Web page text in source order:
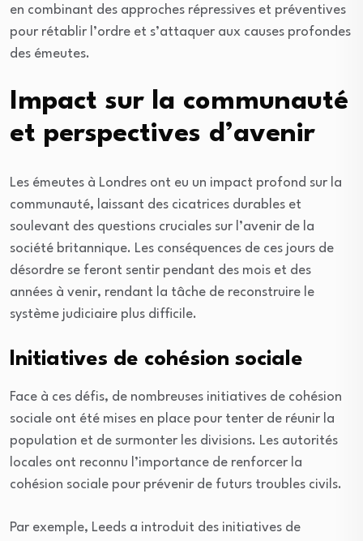
en combinant des approches répressives et préventives
pour rétablir l’ordre et s’attaquer aux causes profondes
des émeutes.
Impact sur la communauté
et perspectives d’avenir
Les émeutes à Londres ont eu un impact profond sur la
communauté, laissant des cicatrices durables et
soulevant des questions cruciales sur l’avenir de la
société britannique. Les conséquences de ces jours de
désordre se feront sentir pendant des mois et des
années à venir, rendant la tâche de reconstruire le
système judiciaire plus difficile.
Initiatives de cohésion sociale
Face à ces défis, de nombreuses initiatives de cohésion
sociale ont été mises en place pour tenter de réunir la
population et de surmonter les divisions. Les autorités
locales ont reconnu l’importance de renforcer la
cohésion sociale pour prévenir de futurs troubles civils.
Par exemple, Leeds a introduit des initiatives de